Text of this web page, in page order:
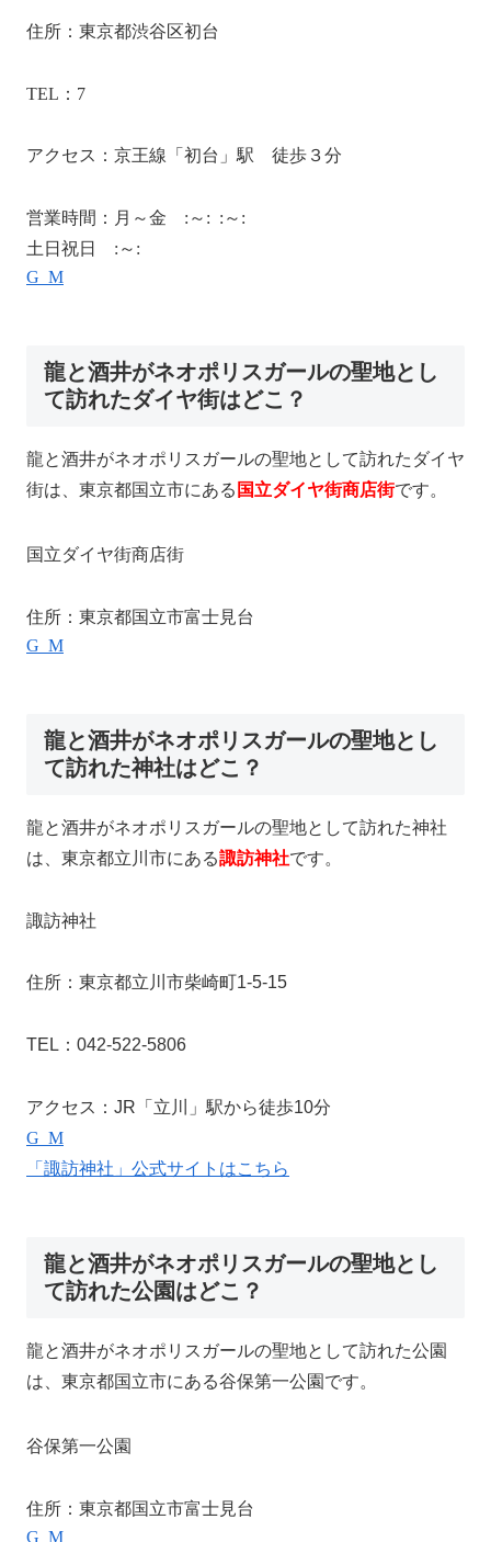
住所：東京都渋谷区初台1-34-1
TEL：03-6276-6226
アクセス：京王線「初台」駅 徒歩３分
営業時間：月～金 11:30～15:00 18:00～23:00
土日祝日 11:30～23:00
Google Map
龍と酒井がネオポリスガールの聖地とし
て訪れたダイヤ街はどこ？
龍と酒井がネオポリスガールの聖地として訪れたダイヤ
街は、東京都国立市にある 国立ダイヤ街商店街です。
国立ダイヤ街商店街
住所：東京都国立市富士見台1-8
Google Map
龍と酒井がネオポリスガールの聖地とし
て訪れた神社はどこ？
龍と酒井がネオポリスガールの聖地として訪れた神社
は、東京都立川市にある諏訪神社です。
諏訪神社
住所：東京都立川市柴崎町1-5-15
TEL：042-522-5806
アクセス：JR「立川」駅から徒歩10分
Google Map
「諏訪神社」公式サイトはこちら
龍と酒井がネオポリスガールの聖地とし
て訪れた公園はどこ？
龍と酒井がネオポリスガールの聖地として訪れた公園
は、東京都国立市にある谷保第一公園です。
谷保第一公園
住所：東京都国立市富士見台1-23-10
Google Map